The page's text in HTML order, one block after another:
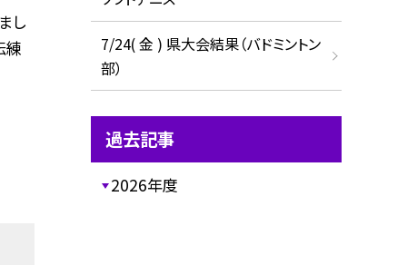
し
練
7/24( 金 ) 県大会結果（バドミントン
部）
過去記事
2026年度